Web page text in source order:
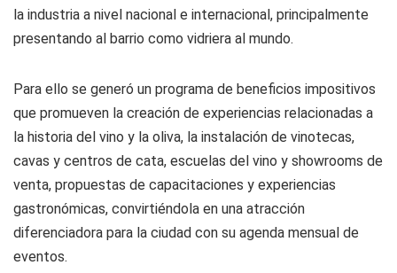
la industria a nivel nacional e internacional, principalmente
presentando al barrio como vidriera al mundo.
Para ello se generó un programa de beneficios impositivos
que promueven la creación de experiencias relacionadas a
la historia del vino y la oliva, la instalación de vinotecas,
cavas y centros de cata, escuelas del vino y showrooms de
venta, propuestas de capacitaciones y experiencias
gastronómicas, convirtiéndola en una atracción
diferenciadora para la ciudad con su agenda mensual de
eventos.